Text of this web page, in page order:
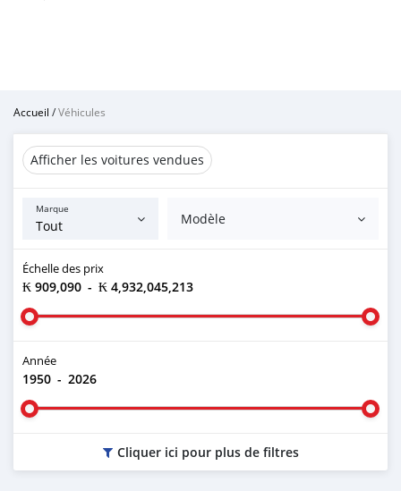
Accueil /Véhicules
Afficher les voitures vendues
Marque
Modèle
Échelle des prix
₭ 909,090 - ₭ 4,932,045,213
Année
1950 - 2026
Cliquer ici pour plus de filtres